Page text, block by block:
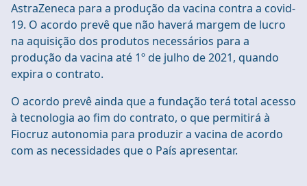
AstraZeneca para a produção da vacina contra a covid-
19. O acordo prevê que não haverá margem de lucro
na aquisição dos produtos necessários para a
produção da vacina até 1º de julho de 2021, quando
expira o contrato.
O acordo prevê ainda que a fundação terá total acesso
à tecnologia ao fim do contrato, o que permitirá à
Fiocruz autonomia para produzir a vacina de acordo
com as necessidades que o País apresentar.